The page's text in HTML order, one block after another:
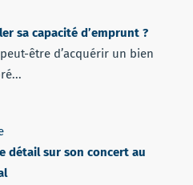
sa capacité d’emprunt ?
être d’acquérir un bien
détail sur son concert au